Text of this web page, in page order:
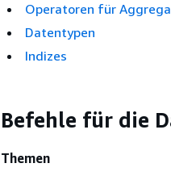
Operatoren für
Datentypen
Indizes
Befehle für die
Themen